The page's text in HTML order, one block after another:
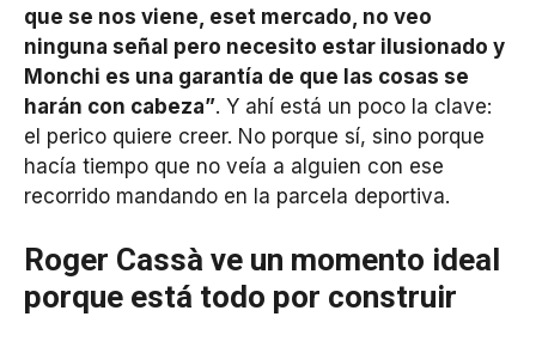
que se nos viene, eset mercado, no veo
ninguna señal pero necesito estar ilusionado y
Monchi es una garantía de que las cosas se
harán con cabeza”. Y ahí está un poco la clave:
el perico quiere creer. No porque sí, sino porque
hacía tiempo que no veía a alguien con ese
recorrido mandando en la parcela deportiva.
Roger Cassà ve un momento ideal
porque está todo por construir